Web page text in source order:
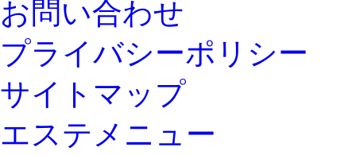
お問い合わせ
プライバシーポリシー
サイトマップ
エステメニュー